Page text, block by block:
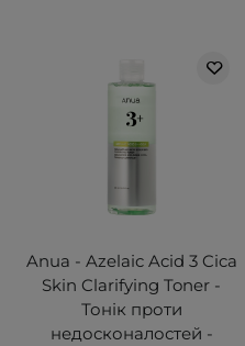
Anua - Azelaic Acid 3 Cica
Skin Clarifying Toner -
Тонік проти
недосконалостей -